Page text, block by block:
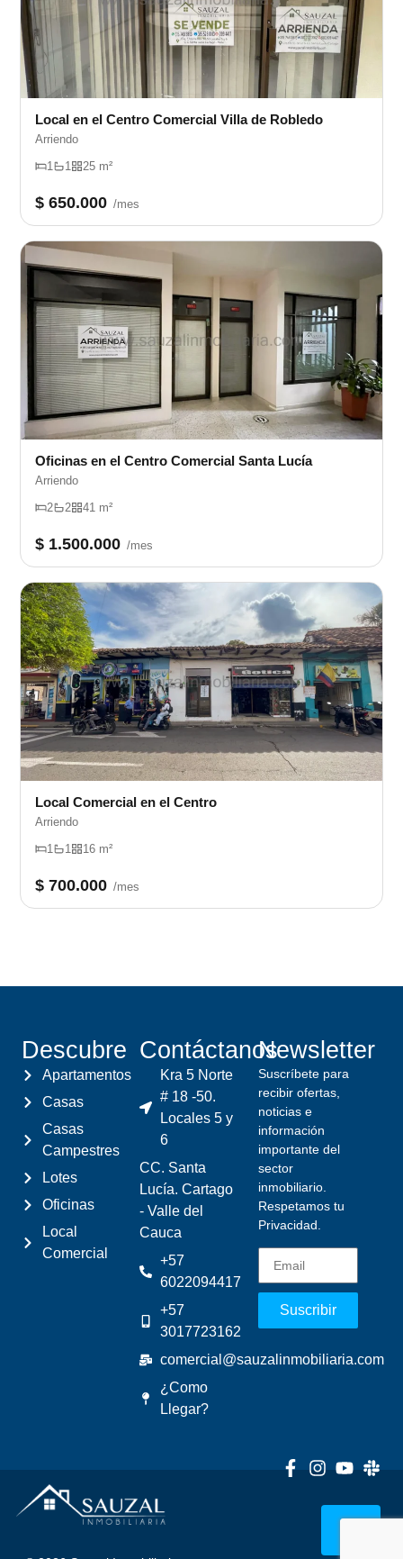
Local en el Centro Comercial Villa de Robledo
Arriendo
1 1 25 m²
$ 650.000 /mes
Oficinas en el Centro Comercial Santa Lucía
Arriendo
2 2 41 m²
$ 1.500.000 /mes
Local Comercial en el Centro
Arriendo
1 1 16 m²
$ 700.000 /mes
Descubre
Apartamentos
Casas
Casas
Campestres
Lotes
Oficinas
Local
Comercial
Contáctanos
Kra 5 Norte
# 18 -50.
Locales 5 y
6
CC. Santa
Lucía. Cartago
- Valle del
Cauca
+57
6022094417
+57
3017723162
comercial@sauzalinmobiliaria.com
¿Como
Llegar?
Newsletter
Suscríbete para
recibir ofertas,
noticias e
información
importante del
sector
inmobiliario.
Respetamos tu
Privacidad.
Suscribir